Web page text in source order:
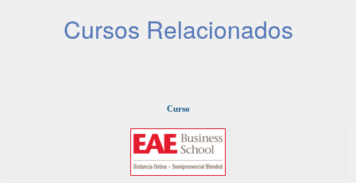
Cursos Relacionados
Curso